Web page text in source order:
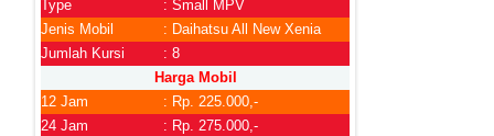
Type
: Small MPV
Jenis Mobil
: Daihatsu All New Xenia
Jumlah Kursi
: 8
Harga Mobil
12 Jam
: Rp. 225.000,-
24 Jam
: Rp. 275.000,-